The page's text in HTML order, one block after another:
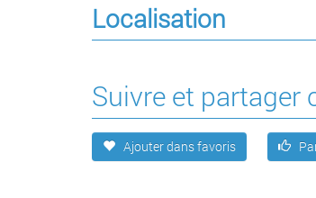
Localisation
Suivre et partager
Ajouter dans favoris